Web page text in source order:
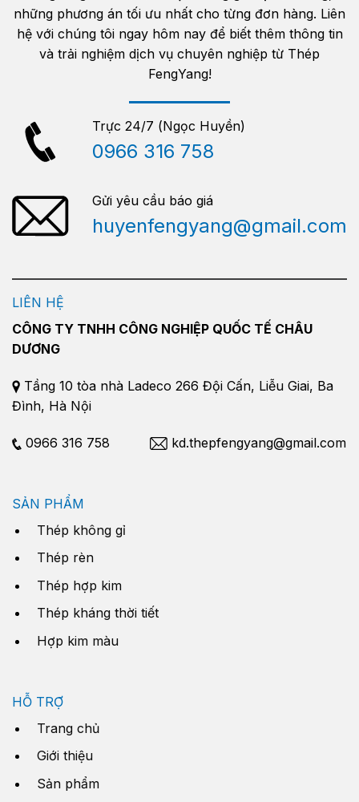
những phương án tối ưu nhất cho từng đơn hàng. Liên
hệ với chúng tôi ngay hôm nay để biết thêm thông tin
và trải nghiệm dịch vụ chuyên nghiệp từ Thép
FengYang!
Trực 24/7 (Ngọc Huyền)
0966 316 758
Gửi yêu cầu báo giá
huyenfengyang@gmail.com
LIÊN HỆ
CÔNG TY TNHH CÔNG NGHIỆP QUỐC TẾ CHÂU
DƯƠNG
Tầng 10 tòa nhà Ladeco 266 Đội Cấn, Liễu Giai, Ba
Đình, Hà Nội
0966 316 758 kd.thepfengyang@gmail.com
SẢN PHẨM
Thép không gỉ
Thép rèn
Thép hợp kim
Thép kháng thời tiết
Hợp kim màu
HỖ TRỢ
Trang chủ
Giới thiệu
Sản phẩm